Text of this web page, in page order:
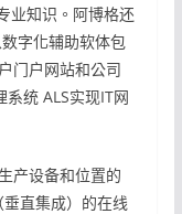
业知识。阿博格还
字化辅助软体包
门户网站和公司
统 ALS实现IT网
产设备和位置的
垂直集成）的在线